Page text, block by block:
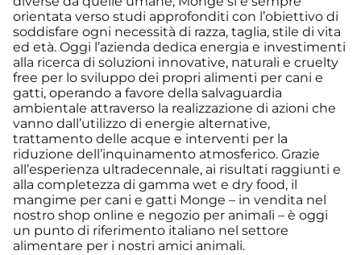
orientata verso studi approfonditi con l’obiettivo di
soddisfare ogni necessità di razza, taglia, stile di vita
ed età. Oggi l’azienda dedica energia e investimenti
alla ricerca di soluzioni innovative, naturali e cruelty
free per lo sviluppo dei propri alimenti per cani e
gatti, operando a favore della salvaguardia
ambientale attraverso la realizzazione di azioni che
vanno dall’utilizzo di energie alternative,
trattamento delle acque e interventi per la
riduzione dell’inquinamento atmosferico. Grazie
all’esperienza ultradecennale, ai risultati raggiunti e
alla completezza di gamma wet e dry food, il
mangime per cani e gatti Monge – in vendita nel
nostro shop online e negozio per animali – è oggi
un punto di riferimento italiano nel settore
alimentare per i nostri amici animali.